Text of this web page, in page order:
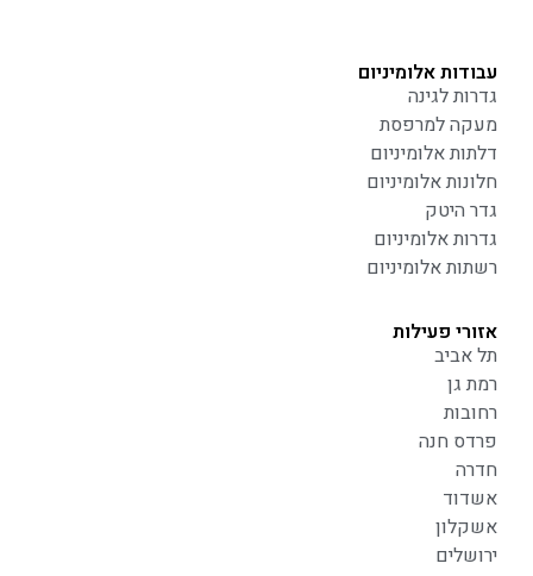
עבודות אלומיניום
גדרות לגינה
מעקה למרפסת
דלתות אלומיניום
חלונות אלומיניום
גדר היטק
גדרות אלומיניום
רשתות אלומיניום
אזורי פעילות
תל אביב
רמת גן
רחובות
פרדס חנה
חדרה
אשדוד
אשקלון
ירושלים